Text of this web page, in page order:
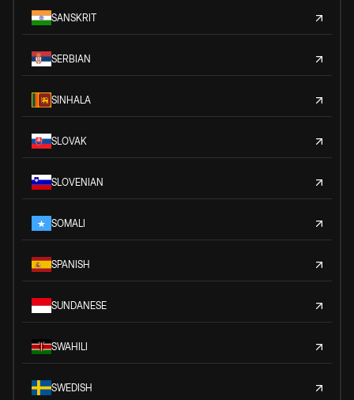
SANSKRIT
SERBIAN
SINHALA
SLOVAK
SLOVENIAN
SOMALI
SPANISH
SUNDANESE
SWAHILI
SWEDISH